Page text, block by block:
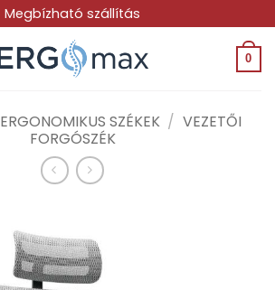
Megbízható szállítás
0
ERGONOMIKUS SZÉKEK / VEZETŐI
FORGÓSZÉK